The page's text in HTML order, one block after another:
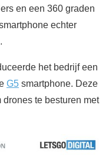
en een 360 graden
echter
het bedrijf een
G5 smartphone. Deze
te besturen met